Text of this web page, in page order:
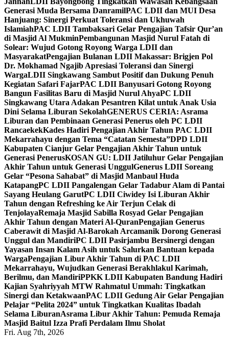
Generasi Muda Bersama DanramilPAC LDII dan MUI Desa
Hanjuang: Sinergi Perkuat Toleransi dan Ukhuwah
IslamiahPAC LDII Tambaksari Gelar Pengajian Tafsir Qur’an
di Masjid Al MukminPembangunan Masjid Nurul Fatah di
Solear: Wujud Gotong Royong Warga LDII dan
MasyarakatPengajian Bulanan LDII Makassar: Brigjen Pol
Dr. Mokhamad Ngajib Apresiasi Toleransi dan Sinergi
WargaLDII Singkawang Sambut Positif dan Dukung Penuh
Kegiatan Safari FajarPAC LDII Banyusari Gotong Royong
Bangun Fasilitas Baru di Masjid Nurul AhyaPC LDII
Singkawang Utara Adakan Pesantren Kilat untuk Anak Usia
Dini Selama Liburan SekolahGENERUS CERIA: Asrama
Liburan dan Pembinaan Generasi Penerus oleh PC LDII
RancaekekKades Hadiri Pengajian Akhir Tahun PAC LDII
Mekarrahayu dengan Tema “Catatan Semesta”DPD LDII
Kabupaten Cianjur Gelar Pengajian Akhir Tahun untuk
Generasi PenerusKOSAN GU: LDII Jatiluhur Gelar Pengajian
Akhir Tahun untuk Generasi UnggulGenerus LDII Soreang
Gelar “Pesona Sahabat” di Masjid Manbaul Huda
KatapangPC LDII Pangalengan Gelar Tadabur Alam di Pantai
Sayang Heulang GarutPC LDII Ciwidey Isi Liburan Akhir
Tahun dengan Refreshing ke Air Terjun Celak di
TenjolayaRemaja Masjid Sabilla Rosyad Gelar Pengajian
Akhir Tahun dengan Materi Al-QuranPengajian Generus
Caberawit di Masjid Al-Barokah Arcamanik Dorong Generasi
Unggul dan MandiriPC LDII Pasirjambu Bersinergi dengan
Yayasan Insan Kalam Asih untuk Salurkan Bantuan kepada
WargaPengajian Libur Akhir Tahun di PAC LDII
Mekarrahayu, Wujudkan Generasi Berakhlakul Karimah,
Berilmu, dan MandiriPPKK LDII Kabupaten Bandung Hadiri
Kajian Syahriyyah MTW Rahmatul Ummah: Tingkatkan
Sinergi dan KetakwaanPAC LDII Gedung Air Gelar Pengajian
Pelajar “Pelita 2024” untuk Tingkatkan Kualitas Ibadah
Selama LiburanAsrama Libur Akhir Tahun: Pemuda Remaja
Masjid Baitul Izza Prafi Perdalam Ilmu Sholat
Fri. Aug 7th, 2026